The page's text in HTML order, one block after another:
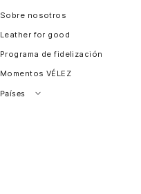
Sobre nosotros
Leather for good
Programa de fidelización
Momentos VÉLEZ
Países